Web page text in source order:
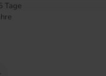
Tage
den gewünschten Wert ein oder